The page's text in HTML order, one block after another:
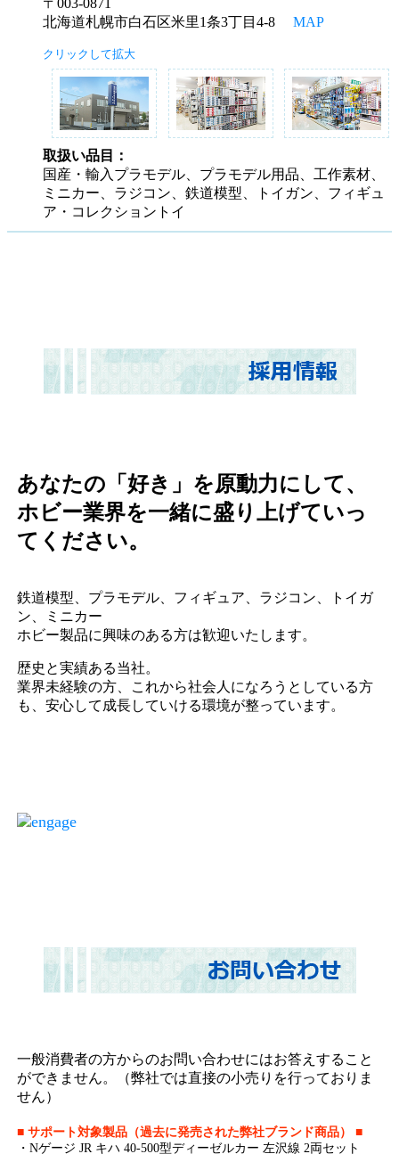
〒003-0871
北海道札幌市白石区米里1条3丁目4-8
MAP
クリックして拡大
取扱い品目：
国産・輸入プラモデル、プラモデル用品、工作素材、
ミニカー、ラジコン、鉄道模型、トイガン、フィギュ
ア・コレクショントイ
あなたの「好き」を原動力にして、
ホビー業界を一緒に盛り上げていっ
てください。
鉄道模型、プラモデル、フィギュア、ラジコン、トイガ
ン、ミニカー
ホビー製品に興味のある方は歓迎いたします。
歴史と実績ある当社。
業界未経験の方、これから社会人になろうとしている方
も、安心して成長していける環境が整っています。
一般消費者の方からのお問い合わせにはお答えすること
ができません。（弊社では直接の小売りを行っておりま
せん）
■ サポート対象製品（過去に発売された弊社ブランド商品） ■
・Nゲージ JR キハ 40-500型ディーゼルカー 左沢線 2両セット